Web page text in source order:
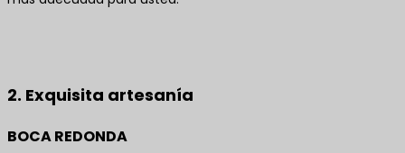
2. Exquisita artesanía
BOCA REDONDA